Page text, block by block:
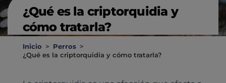
¿Qué es la criptorquidia y
cómo tratarla?
Inicio > Perros >
¿Qué es la criptorquidia y cómo tratarla?